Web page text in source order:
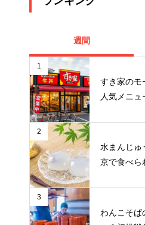
週間
1
すき家のモ
人気メニ
2
水まんじゅ
京で食べら
3
わんこそば